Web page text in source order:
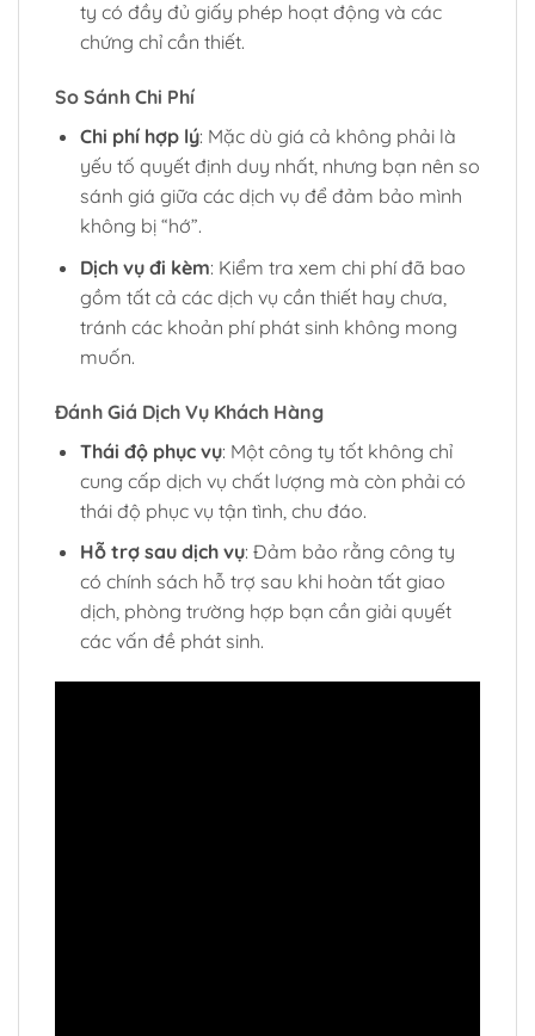
ty có đầy đủ giấy phép hoạt động và các
chứng chỉ cần thiết.
So Sánh Chi Phí
Chi phí hợp lý: Mặc dù giá cả không phải là
yếu tố quyết định duy nhất, nhưng bạn nên so
sánh giá giữa các dịch vụ để đảm bảo mình
không bị “hớ”.
Dịch vụ đi kèm: Kiểm tra xem chi phí đã bao
gồm tất cả các dịch vụ cần thiết hay chưa,
tránh các khoản phí phát sinh không mong
muốn.
Đánh Giá Dịch Vụ Khách Hàng
Thái độ phục vụ: Một công ty tốt không chỉ
cung cấp dịch vụ chất lượng mà còn phải có
thái độ phục vụ tận tình, chu đáo.
Hỗ trợ sau dịch vụ: Đảm bảo rằng công ty
có chính sách hỗ trợ sau khi hoàn tất giao
dịch, phòng trường hợp bạn cần giải quyết
các vấn đề phát sinh.